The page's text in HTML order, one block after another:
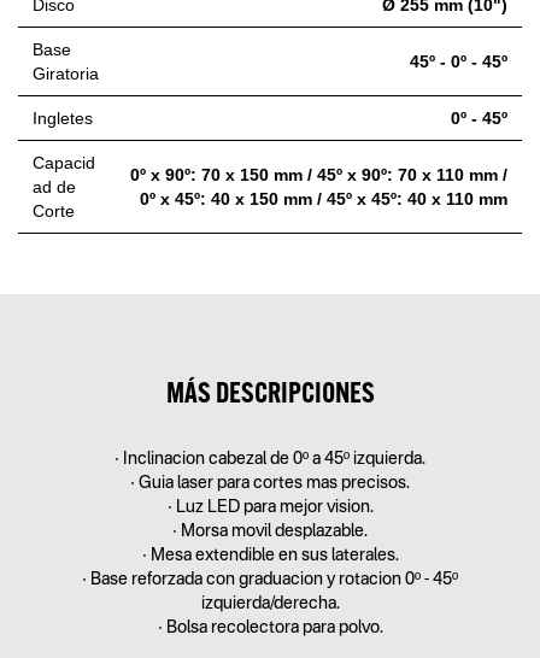
Disco Ø 255 mm (10")
Base
Giratoria
45º - 0º - 45º
Ingletes 0º - 45º
Capacid
ad de
Corte
0º x 90º: 70 x 150 mm / 45º x 90º: 70 x 110 mm /
0º x 45º: 40 x 150 mm / 45º x 45º: 40 x 110 mm
MÁS DESCRIPCIONES
• Inclinacion cabezal de 0º a 45º izquierda.
• Guia laser para cortes mas precisos.
• Luz LED para mejor vision.
• Morsa movil desplazable.
• Mesa extendible en sus laterales.
• Base reforzada con graduacion y rotacion 0º - 45º
izquierda/derecha.
• Bolsa recolectora para polvo.